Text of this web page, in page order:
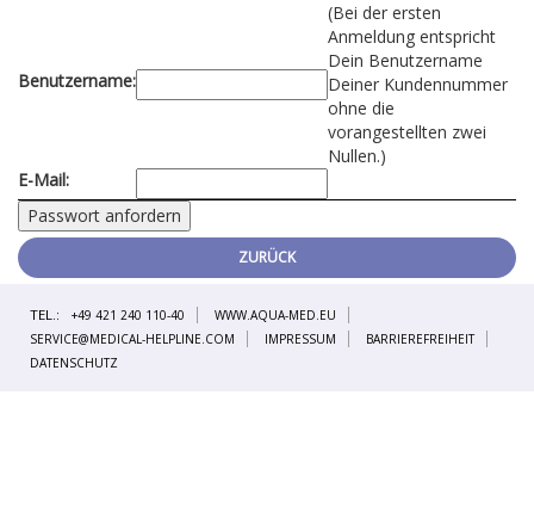
ZURÜCK
Benutzername:
(Bei der ersten
Anmeldung entspricht
Dein Benutzername
Deiner Kundennummer
ohne die
vorangestellten zwei
Nullen.)
E-Mail:
TEL.: +49 421 240 110-40
WWW.AQUA-MED.EU
SERVICE@MEDICAL-HELPLINE.COM
IMPRESSUM
BARRIEREFREIHEIT
DATENSCHUTZ